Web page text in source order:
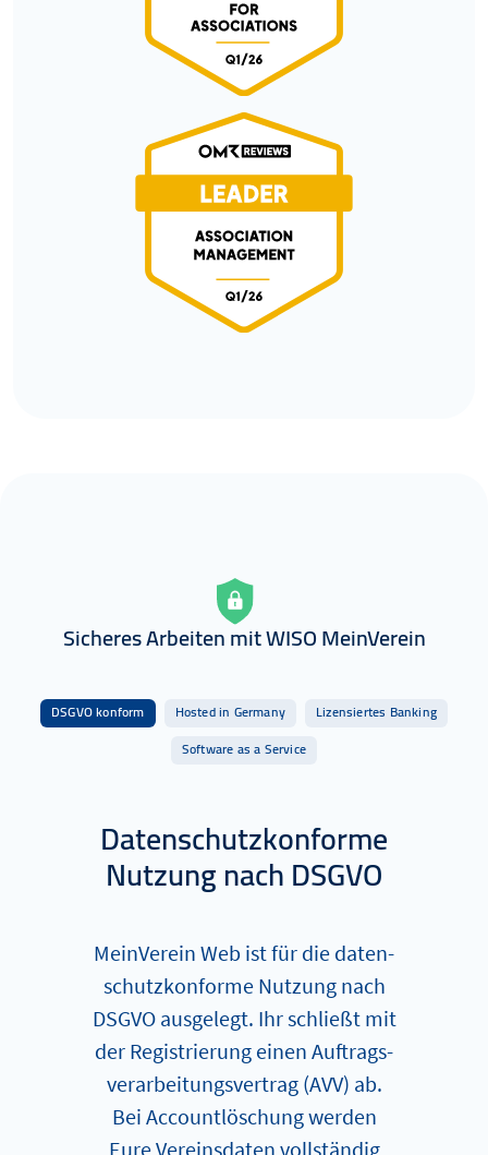
Sicheres Arbeiten mit WISO MeinVerein
DSGVO konform Hosted in Germany
Lizensiertes Banking
Software as a Service
Datenschutzkonforme
Nutzung nach DSGVO
MeinVerein Web ist für die da­ten­
schutz­kon­for­me Nutzung nach
DSGVO ausgelegt. Ihr schließt mit
der Re­­gis­trier­ung einen Auf­trags­
ver­ar­bei­tungs­ver­trag (AVV) ab.
Bei Account­lö­schung werden
Eure Vereinsdaten vollständig